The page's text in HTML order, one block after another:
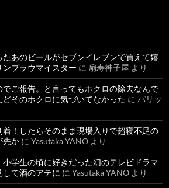
あのビールがセブンイレブンで買えて嬉
ンブラウマイスター に 扇寿神子屋 より
ご報告。と言ってもホクロの除去なんで
そのホクロに気づいてなかった に パリッ
！したらそのまま現場入りで超寝不足の
先か に Yasutaka YANO より
学生の頃に好きだった幻のテレビドラマ
して酒のアテに に Yasutaka YANO より